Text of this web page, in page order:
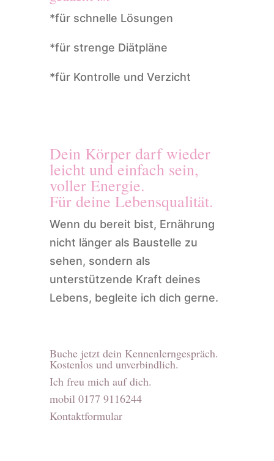
*für schnelle Lösungen
*für strenge Diätpläne
*für Kontrolle und Verzicht
Dein Körper darf wieder
leicht und einfach sein,
voller Energie.
Für deine Lebensqualität.
Wenn du bereit bist, Ernährung
nicht länger als Baustelle zu
sehen, sondern als
unterstützende Kraft deines
Lebens, begleite ich dich gerne.
Buche jetzt dein Kennenlerngespräch.
Kostenlos und unverbindlich.
Ich freu mich auf dich.
mobil 0177 9116244
Kontaktformular